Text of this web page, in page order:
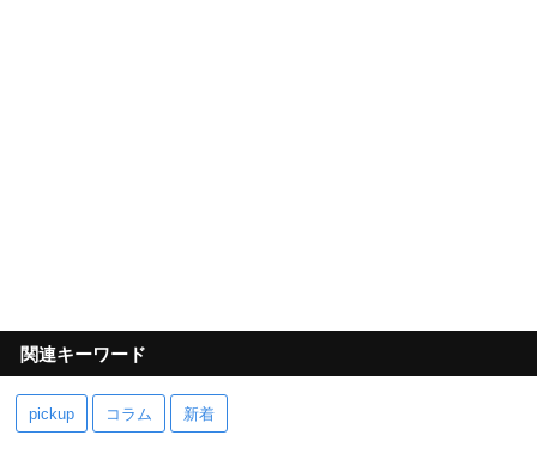
関連キーワード
pickup コラム 新着